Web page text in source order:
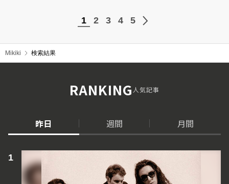
1 2 3 4 5
Mikiki 検索結果
RANKING人気記事
昨日 週間 月間